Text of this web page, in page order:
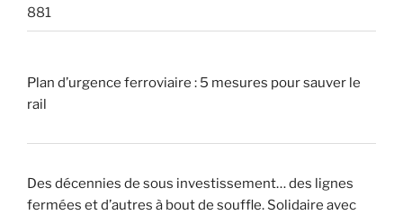
881
Plan d’urgence ferroviaire : 5 mesures pour sauver le
rail
Des décennies de sous investissement… des lignes
fermées et d’autres à bout de souffle. Solidaire avec